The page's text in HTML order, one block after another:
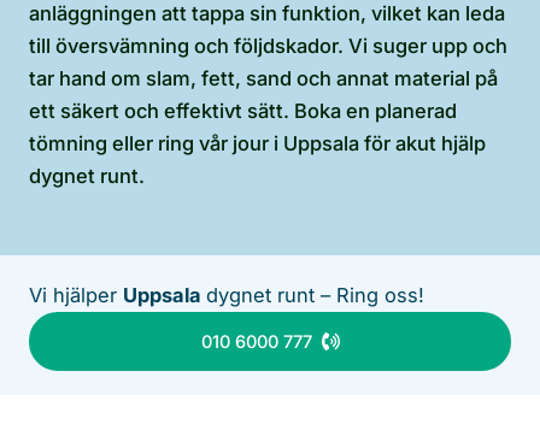
anläggningen att tappa sin funktion, vilket kan leda
till översvämning och följdskador. Vi suger upp och
tar hand om slam, fett, sand och annat material på
ett säkert och effektivt sätt. Boka en planerad
tömning eller ring vår jour i Uppsala för akut hjälp
dygnet runt.
Vi hjälper Uppsala dygnet runt – Ring oss!
010 6000 777